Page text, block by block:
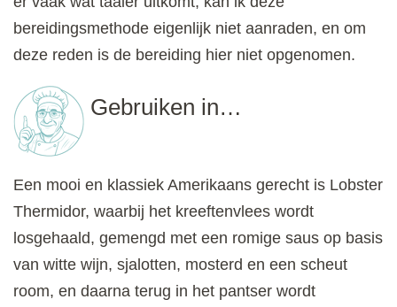
bereidingsmethode eigenlijk niet aanraden, en om
deze reden is de bereiding hier niet opgenomen.
Gebruiken in…
Een mooi en klassiek Amerikaans gerecht is Lobster
Thermidor, waarbij het kreeftenvlees wordt
losgehaald, gemengd met een romige saus op basis
van witte wijn, sjalotten, mosterd en een scheut
room, en daarna terug in het pantser wordt